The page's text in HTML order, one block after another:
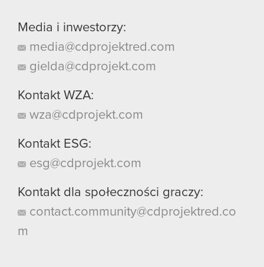
Media i inwestorzy:
media@cdprojektred.com
gielda@cdprojekt.com
Kontakt WZA:
wza@cdprojekt.com
Kontakt ESG:
esg@cdprojekt.com
Kontakt dla społeczności graczy:
contact.community@cdprojektred.co
m